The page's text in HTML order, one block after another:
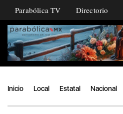
Parabólica TV Directorio
Inicio Local Estatal Nacional